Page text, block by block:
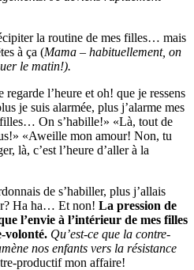
la routine de mes filles… mais
à ça (Mama – habituellement, on
le matin!).
regarde l’heure et oh! que je ressens
je suis alarmée, plus j’alarme mes
On s’habille!» «Là, tout de
«Aweille mon amour! Non, tu
là, c’est l’heure d’aller à la
de s’habiller, plus j’allais
Ha ha… Et non! La pression de
l’envie à l’intérieur de mes filles
volonté. Qu’est-ce que la contre-
nos enfants vers la résistance
productif mon affaire!